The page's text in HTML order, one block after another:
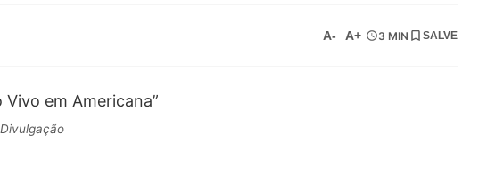
A- A+ 3 MIN SALVE